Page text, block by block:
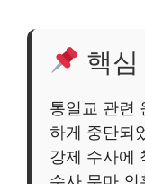
핵
통일교 관련
하게 중단되
강제 수사에